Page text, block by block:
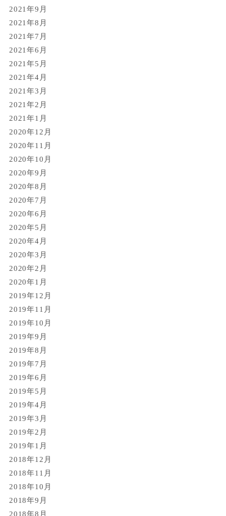
2021年9月
2021年8月
2021年7月
2021年6月
2021年5月
2021年4月
2021年3月
2021年2月
2021年1月
2020年12月
2020年11月
2020年10月
2020年9月
2020年8月
2020年7月
2020年6月
2020年5月
2020年4月
2020年3月
2020年2月
2020年1月
2019年12月
2019年11月
2019年10月
2019年9月
2019年8月
2019年7月
2019年6月
2019年5月
2019年4月
2019年3月
2019年2月
2019年1月
2018年12月
2018年11月
2018年10月
2018年9月
2018年8月